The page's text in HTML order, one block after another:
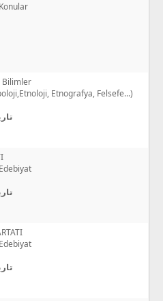
Bilimler
Etnografya, Felsefe...)